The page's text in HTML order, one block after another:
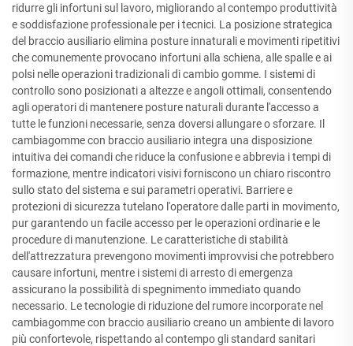
ridurre gli infortuni sul lavoro, migliorando al contempo produttività
e soddisfazione professionale per i tecnici. La posizione strategica
del braccio ausiliario elimina posture innaturali e movimenti ripetitivi
che comunemente provocano infortuni alla schiena, alle spalle e ai
polsi nelle operazioni tradizionali di cambio gomme. I sistemi di
controllo sono posizionati a altezze e angoli ottimali, consentendo
agli operatori di mantenere posture naturali durante l'accesso a
tutte le funzioni necessarie, senza doversi allungare o sforzare. Il
cambiagomme con braccio ausiliario integra una disposizione
intuitiva dei comandi che riduce la confusione e abbrevia i tempi di
formazione, mentre indicatori visivi forniscono un chiaro riscontro
sullo stato del sistema e sui parametri operativi. Barriere e
protezioni di sicurezza tutelano l'operatore dalle parti in movimento,
pur garantendo un facile accesso per le operazioni ordinarie e le
procedure di manutenzione. Le caratteristiche di stabilità
dell'attrezzatura prevengono movimenti improvvisi che potrebbero
causare infortuni, mentre i sistemi di arresto di emergenza
assicurano la possibilità di spegnimento immediato quando
necessario. Le tecnologie di riduzione del rumore incorporate nel
cambiagomme con braccio ausiliario creano un ambiente di lavoro
più confortevole, rispettando al contempo gli standard sanitari